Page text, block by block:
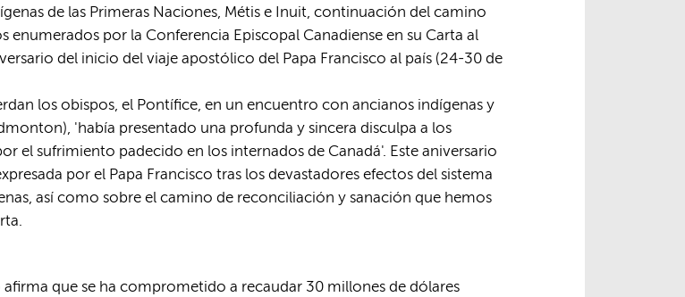
de las Primeras Naciones, Métis e Inuit, continuación del camino
enumerados por la Conferencia Episcopal Canadiense en su Carta al
del inicio del viaje apostólico del Papa Francisco al país (24-30 de
los obispos, el Pontífice, en un encuentro con ancianos indígenas y
'había presentado una profunda y sincera disculpa a los
el sufrimiento padecido en los internados de Canadá'. Este aniversario
por el Papa Francisco tras los devastadores efectos del sistema
así como sobre el camino de reconciliación y sanación que hemos
que se ha comprometido a recaudar 30 millones de dólares